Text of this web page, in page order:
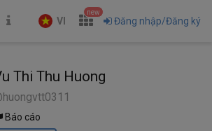
VI
new
Đăng nhập/Đăng ký
Thi Thu Huong
Báo cáo